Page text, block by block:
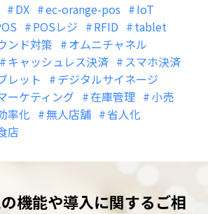
DX ec-orange-pos
IoT
POSレジ RFID
tablet
ンド対策
オムニチャネル
キャッシュレス決済
スマホ決済
レット
デジタルサイネージ
ーケティング 在庫管理
小売
率化 無人店舗
省人化
店
機能や導入に関するご相